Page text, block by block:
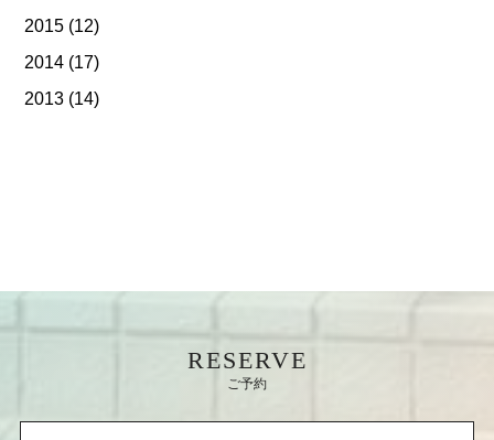
2015 (12)
2014 (17)
2013 (14)
RESERVE
ご予約